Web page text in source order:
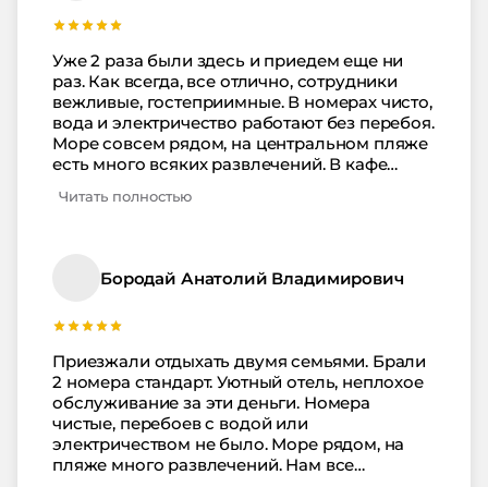
Уже 2 раза были здесь и приедем еще ни
раз. Как всегда, все отлично, сотрудники
вежливые, гостеприимные. В номерах чисто,
вода и электричество работают без перебоя.
Море совсем рядом, на центральном пляже
есть много всяких развлечений. В кафе
Рекомендуем это место.
Читать полностью
Бородай Анатолий Владимирович
Приезжали отдыхать двумя семьями. Брали
2 номера стандарт. Уютный отель, неплохое
обслуживание за эти деньги. Номера
чистые, перебоев с водой или
электричеством не было. Море рядом, на
пляже много развлечений. Нам все